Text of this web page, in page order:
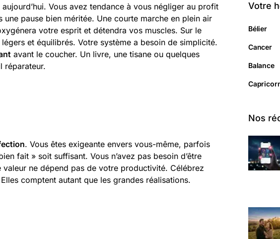
aujourd’hui. Vous avez tendance à vous négliger au profit
pause bien méritée. Une courte marche en plein air
votre esprit et détendra vos muscles. Sur le
et équilibrés. Votre système a besoin de simplicité.
avant le coucher. Un livre, une tisane ou quelques
réparateur.
. Vous êtes exigeante envers vous-même, parfois
fait » soit suffisant. Vous n’avez pas besoin d’être
ne dépend pas de votre productivité. Célébrez
comptent autant que les grandes réalisations.
Votre
Bélier
Cancer
Balance
Nos